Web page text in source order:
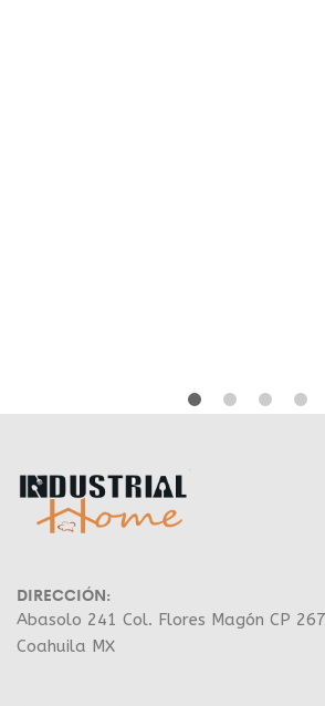
DIRECCIÓN:
Abasolo 241 Col. Flores Magón CP
Coahuila MX